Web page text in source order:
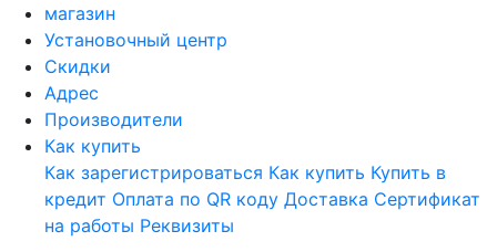
магазин
Установочный центр
Скидки
Адрес
Производители
Как купить
Как зарегистрироваться Как купить Купить в
кредит Оплата по QR коду Доставка Сертификат
на работы Реквизиты